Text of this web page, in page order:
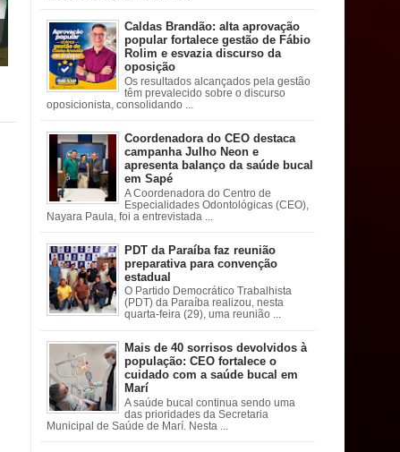
Caldas Brandão: alta aprovação
popular fortalece gestão de Fábio
Rolim e esvazia discurso da
oposição
Os resultados alcançados pela gestão
têm prevalecido sobre o discurso
oposicionista, consolidando ...
Coordenadora do CEO destaca
campanha Julho Neon e
apresenta balanço da saúde bucal
em Sapé
A Coordenadora do Centro de
Especialidades Odontológicas (CEO),
Nayara Paula, foi a entrevistada ...
PDT da Paraíba faz reunião
preparativa para convenção
estadual
O Partido Democrático Trabalhista
(PDT) da Paraíba realizou, nesta
quarta-feira (29), uma reunião ...
Mais de 40 sorrisos devolvidos à
população: CEO fortalece o
cuidado com a saúde bucal em
Marí
A saúde bucal continua sendo uma
das prioridades da Secretaria
Municipal de Saúde de Marí. Nesta ...